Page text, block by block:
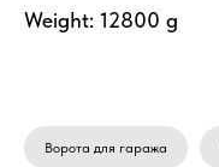
Weight: 12800 g
Ворота для гаража